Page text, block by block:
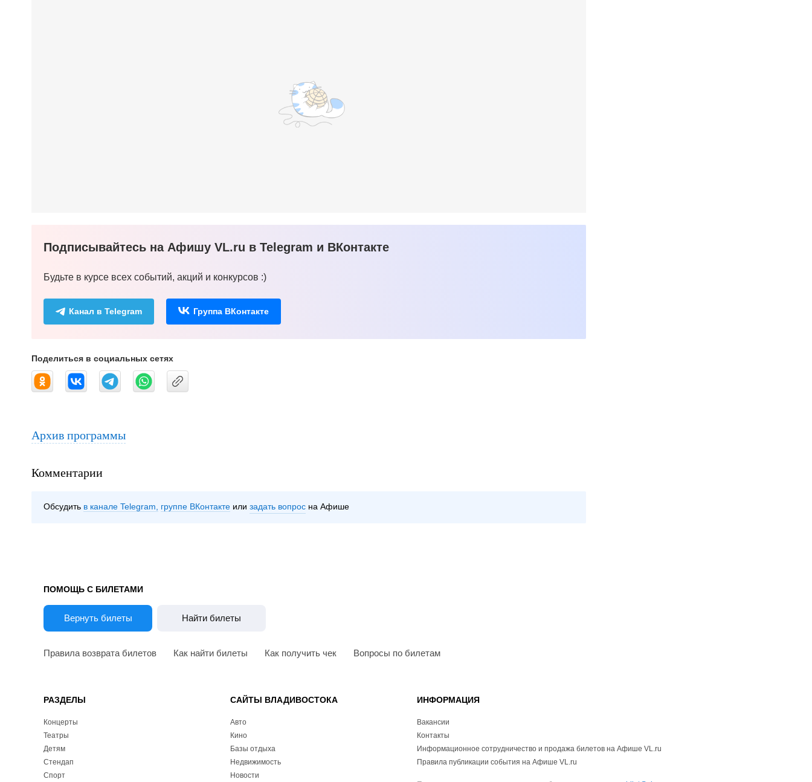
Подписывайтесь на Афишу VL.ru в Telegram и ВКонтакте
Будьте в курсе всех событий, акций и конкурсов :)
Канал в Telegram Группа ВКонтакте
Поделиться в социальных сетях
Архив программы
Комментарии
Обсудить в канале Telegram группе ВКонтакте задать вопрос на Афише
ПОМОЩЬ С БИЛЕТАМИ
Вернуть билеты Найти билеты
Правила возврата билетов Как найти билеты Как получить чек Вопросы по билетам
РАЗДЕЛЫ
Концерты
Театры
Детям
Стендап
Спорт
САЙТЫ ВЛАДИВОСТОКА
Авто
Кино
Базы отдыха
Недвижимость
Новости
ИНФОРМАЦИЯ
Вакансии
Контакты
Информационное сотрудничество и продажа билетов на Афише VL.ru
Правила публикации события на Афише VL.ru